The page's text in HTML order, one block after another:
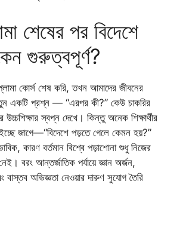
শেষের পর বিদেশে
গুরুত্বপূর্ণ?
কোর্স শেষ করি, তখন আমাদের জীবনের
একটি প্রশ্ন — “এরপর কী?” কেউ চাকরির
স্বপ্ন দেখে। কিন্তু অনেক শিক্ষার্থীর
জাগে—“বিদেশে পড়তে গেলে কেমন হয়?”
কারণ বর্তমান বিশ্বে পড়াশোনা শুধু নিজের
বরং আন্তর্জাতিক পর্যায়ে জ্ঞান অর্জন,
বাস্তব অভিজ্ঞতা নেওয়ার দারুণ সুযোগ তৈরি